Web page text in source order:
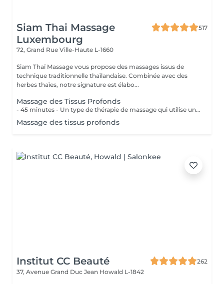
Siam Thai Massage
Luxembourg
517
72, Grand Rue Ville-Haute L-1660
Siam Thaï Massage vous propose des massages issus de
technique traditionnelle thaïlandaise. Combinée avec des
herbes thaïes, notre signature est élabo...
Massage des Tissus Profonds
- 45 minutes - Un type de thérapie de massage qui utilise une pression ferme et des mouvements lents pour atteindre les couches les plus profondes du muscle. Il est utilisé pour les douleurs musculaires, raideur de la nuque et du haut du dos, les lombalgies et les jambes et épaules endolories.
Massage des tissus profonds
Institut CC Beauté
262
37, Avenue Grand Duc Jean Howald L-1842